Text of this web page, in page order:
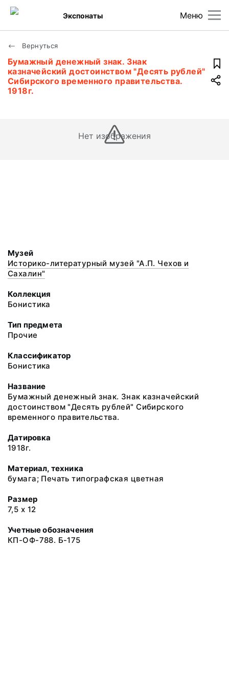
Меню
Экспонаты
Вернуться
Бумажный денежный знак. Знак
казначейский достоинством "Десять рублей"
Сибирского временного правительства.
1918г.
Нет изображения
Музей
Историко-литературный музей "А.П. Чехов и
Сахалин"
Коллекция
Бонистика
Тип предмета
Прочие
Классификатор
Бонистика
Название
Бумажный денежный знак. Знак казначейский
достоинством "Десять рублей" Сибирского
временного правительства.
Датировка
1918г.
Материал, техника
бумага; Печать типографская цветная
Размер
7,5 х 12
Учетные обозначения
КП-ОФ-788. Б-175